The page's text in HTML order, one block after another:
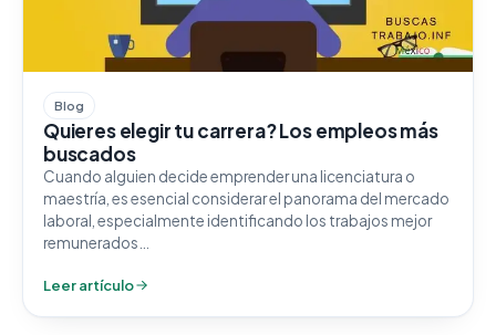
Blog
Quieres elegir tu carrera? Los empleos más
buscados
Cuando alguien decide emprender una licenciatura o
maestría, es esencial considerar el panorama del mercado
laboral, especialmente identificando los trabajos mejor
remunerados…
Leer artículo